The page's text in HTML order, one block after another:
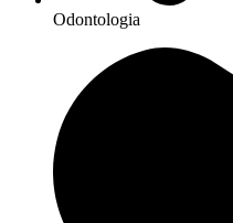
Odontologia